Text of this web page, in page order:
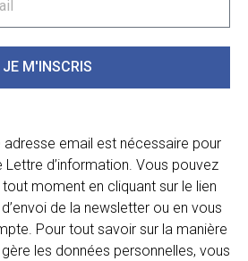
JE M'INSCRIS
email est nécessaire pour
d’information. Vous pouvez
moment en cliquant sur le lien
de la newsletter ou en vous
Pour tout savoir sur la manière
les données personnelles, vous